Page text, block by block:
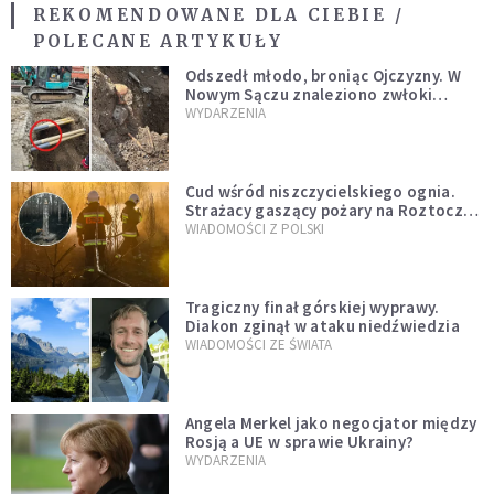
REKOMENDOWANE DLA CIEBIE /
POLECANE ARTYKUŁY
Odszedł młodo, broniąc Ojczyzny. W
Nowym Sączu znaleziono zwłoki
mężczyzny z czasów potopu
WYDARZENIA
Cud wśród niszczycielskiego ognia.
Strażacy gaszący pożary na Roztoczu
opublikowali niezwykłe zdjęcie
WIADOMOŚCI Z POLSKI
Tragiczny finał górskiej wyprawy.
Diakon zginął w ataku niedźwiedzia
WIADOMOŚCI ZE ŚWIATA
Angela Merkel jako negocjator między
Rosją a UE w sprawie Ukrainy?
WYDARZENIA